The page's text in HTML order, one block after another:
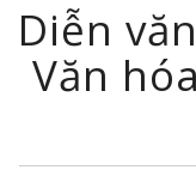
Diễn
Văn